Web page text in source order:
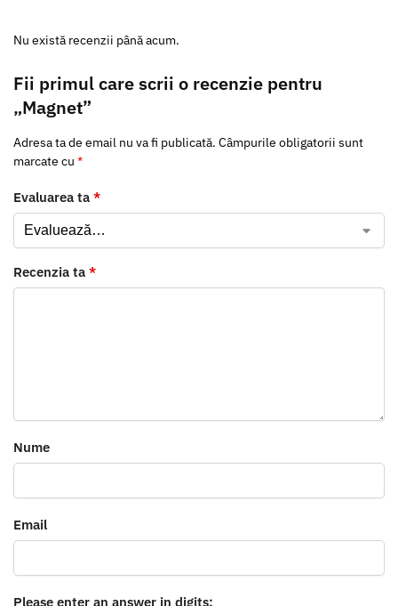
Nu există recenzii până acum.
Fii primul care scrii o recenzie pentru
„Magnet”
Adresa ta de email nu va fi publicată. Câmpurile obligatorii sunt
marcate cu *
Evaluarea ta *
Recenzia ta *
Nume
Email
Please enter an answer in digits: